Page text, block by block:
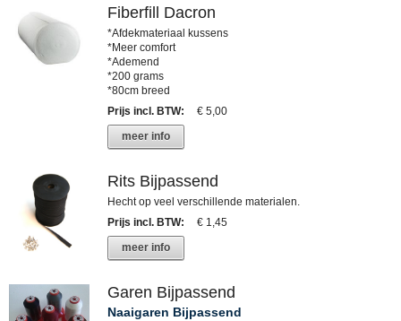
Fiberfill Dacron
*Afdekmateriaal kussens
*Meer comfort
*Ademend
*200 grams
*80cm breed
Prijs incl. BTW:
€ 5,00
meer info
Rits Bijpassend
Hecht op veel verschillende materialen.
Prijs incl. BTW:
€ 1,45
meer info
Garen Bijpassend
Naaigaren Bijpassend